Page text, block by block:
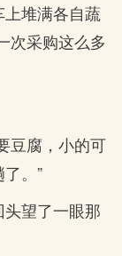
堆满各自蔬
次采购这么多
豆腐，小的可
。”
望了一眼那